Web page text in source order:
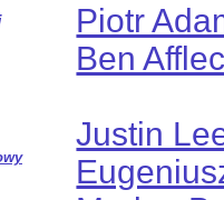
Piotr
Ben
Justin